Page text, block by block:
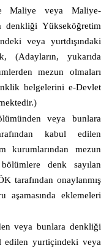
Maliye veya Maliye-
denkliği Yükseköğretim
veya yurtdışındaki
(Adayların, yukarıda
mezun olmaları
belgelerini e-Devlet
veya bunlara
kabul edilen
kurumlarından mezun
denk sayılan
tarafından onaylanmış
eklemeleri
veya bunlara denkliği
edilen yurtiçindeki veya